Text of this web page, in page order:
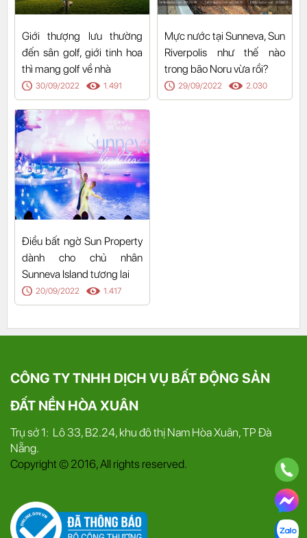
Giới thượng lưu thường
đến sân golf, giới tinh hoa
thì mang golf về nhà
30/09/2022 1.491
Mực nước tại Sunneva, Sun
Riverpolis như thế nào
trong bão Noru vừa rồi?
29/09/2022 2.030
Điều bất ngờ Sun Property
dành cho chủ nhân
Sunneva Island tương lai
20/09/2022 1.417
CÔNG TY TNHH DỊCH VỤ BẤT ĐỘNG SẢN
ĐẤT NỀN HÒA XUÂN
Trụ sở 1: Lô 33, B2.24, khu đô thị Nam Hòa Xuân, TP Đà
Nẵng.
Copyright © 2016, All rights reserved.